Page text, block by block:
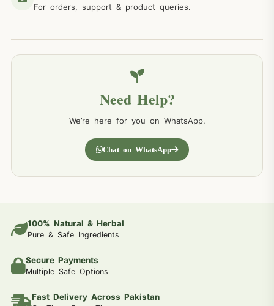
For orders, support & product queries.
Need Help?
We’re here for you on WhatsApp.
Chat on WhatsApp
100% Natural & Herbal
Pure & Safe Ingredients
Secure Payments
Multiple Safe Options
Fast Delivery Across Pakistan